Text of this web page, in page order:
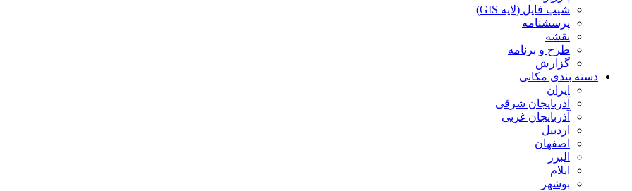
شیپ فایل (لایه GIS)
پرسشنامه
نقشه
طرح و برنامه
گزارش
دسته بندی مکانی
ایران
آذربایجان شرقی
آذربایجان غربی
اردبیل
اصفهان
البرز
ایلام
بوشهر